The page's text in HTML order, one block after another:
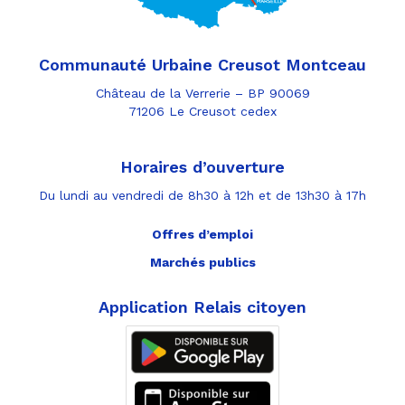
Communauté Urbaine Creusot Montceau
Château de la Verrerie – BP 90069
71206 Le Creusot cedex
Horaires d’ouverture
Du lundi au vendredi de 8h30 à 12h et de 13h30 à 17h
Offres d’emploi
Marchés publics
Application Relais citoyen